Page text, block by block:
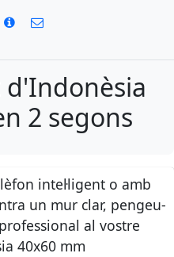
d'Indonèsia
2 segons
intel·ligent o amb
un mur clar, pengeu-
al vostre
40x60 mm